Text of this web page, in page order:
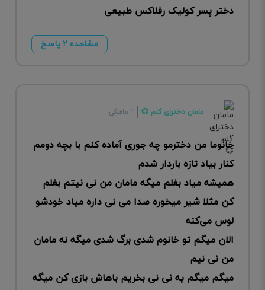
دختر پسر کولیک رفلاکس طبیعی
مشاهده ۲ پاسخ
مامان دخترای گلم 💞 ۲ ماهگی
خانوما من دخترمو چه جوری آماده کنم با بچه دومم
کنار بیاد تازه باردار شدم
همیشه میاد بغلم میگه مامان من نی نیتم بغلم
کن مثلا شیر میخوره صدا می نی داره میاد خودشو
لوس می‌کنه
الان میگم تو خانوم شدی برگ شدی میگه نه مامان
من نی نیم
میگم میگم یه نی نی بخریم باهاش بازی کن میگه